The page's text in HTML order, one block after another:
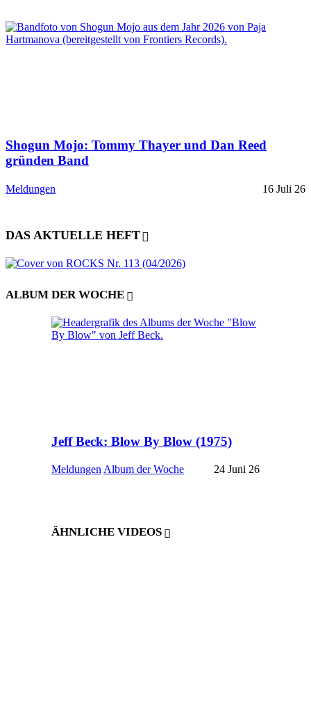
Shogun Mojo: Tommy Thayer und Dan Reed
gründen Band
Meldungen 16 Juli 26
DAS AKTUELLE HEFT
ALBUM DER WOCHE
Jeff Beck: Blow By Blow (1975)
MeldungenAlbum der Woche 24 Juni 26
ÄHNLICHE VIDEOS